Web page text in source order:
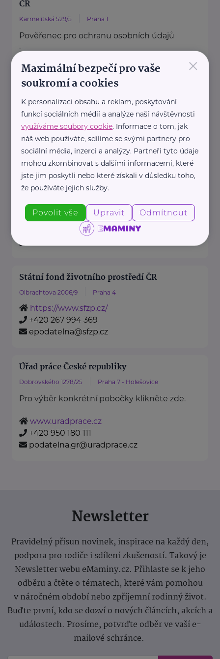
ČR
Karmelitská 529/5 Praha 1
Pověřenec pro ochranu osobních údajů
:
Mgr. Šárka Jílková,
+420 234 811 105, gdpr@msmt.cz
oznamovatelů
: Mgr. ...
https://www.msmt.cz/
+420 234 811 111
posta@msmt.cz
Loretánské náměstí 5 Praha 1 – Hradčany
https://www.mzv.cz/
Státní fond životního prostředí ČR
Olbrachtova 2006/9 Praha 4
https://www.sfzp.cz/
+420 267 994 369
epodatelna@sfzp.cz
Úřad práce České republiky
Dobrovského 1278/25 Praha 7 - Holešovice
Pro výběr konkrétní pobočky klikněte zde.
www.uradprace.cz
+420 950 180 111
podatelna.gr@uradprace.cz
Newsletter
Pravidelný přísun novinek, inspirace na každý den,
podpora pro rodiče i sdílení zkušeností. Takový je
Newsletter webu eMaminy.cz. Přihlaste se k jeho
odběru a čtěte o tématech, které vám pomohou
v náročném období nebo zpříjemní rodinný život.
Buďte první, kdo se dozví o nových článcích, akcích a
událostech. Prosíme, potvrďte odběr ve vaší e-
mailové schránce.
×
Maximální bezpečí pro vaše
soukromí a cookies
K personalizaci obsahu a reklam, poskytování
funkcí sociálních médií a analýze naší návštěvnosti
využíváme soubory cookie. Informace o tom, jak
náš web používáte, sdílíme se svými partnery pro
sociální média, inzerci a analýzy. Partneři tyto údaje
mohou zkombinovat s dalšími informacemi, které
jste jim poskytli nebo které získali v důsledku toho,
že používáte jejich služby.
Povolit vše Upravit Odmítnout